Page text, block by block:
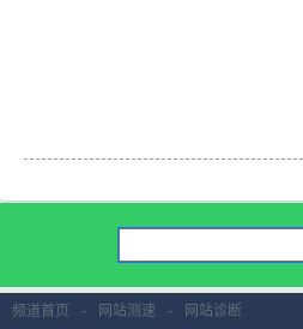
频道首页 - 网站测速 - 网站诊断